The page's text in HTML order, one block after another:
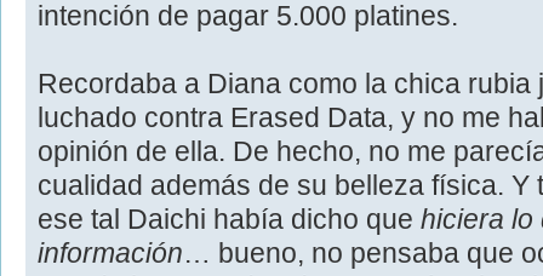
intención de pagar 5.000 platines.
Recordaba a Diana como la chica rubia
luchado contra Erased Data, y no me
opinión de ella. De hecho, no me
cualidad además de su belleza física. Y
ese tal Daichi había dicho que hiciera lo
información… bueno, no pensaba que